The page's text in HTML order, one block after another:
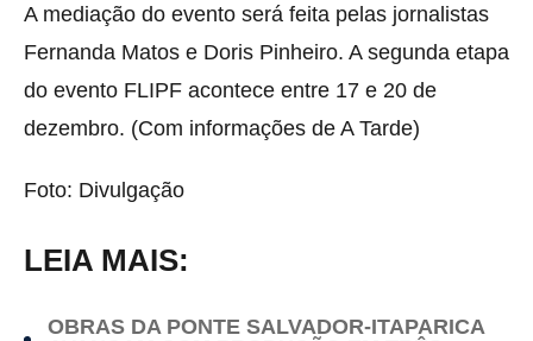
A mediação do evento será feita pelas jornalistas
Fernanda Matos e Doris Pinheiro. A segunda etapa
do evento FLIPF acontece entre 17 e 20 de
dezembro. (Com informações de A Tarde)
Foto: Divulgação
LEIA MAIS:
OBRAS DA PONTE SALVADOR-ITAPARICA